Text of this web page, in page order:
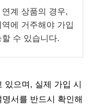
연계 상품의 경우,
에 거주해야 가입
할 수 있습니다.
있으며, 실제 가입 시
서를 반드시 확인해